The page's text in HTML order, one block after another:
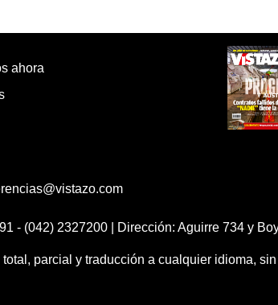
ahora
- (042) 2327200 | Dirección: Aguirre 734 y
parcial y traducción a cualquier idioma,